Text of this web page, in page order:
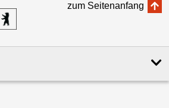
zum Seitenanfang